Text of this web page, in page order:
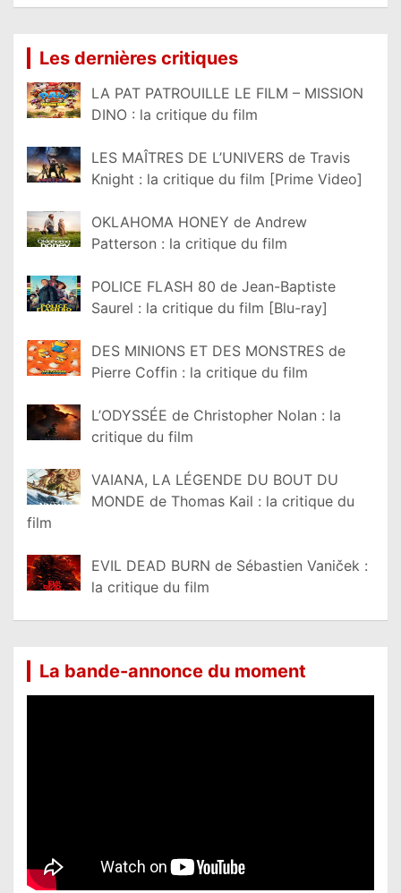
Les dernières critiques
LA PAT PATROUILLE LE FILM – MISSION
DINO : la critique du film
LES MAÎTRES DE L’UNIVERS de Travis
Knight : la critique du film [Prime Video]
OKLAHOMA HONEY de Andrew
Patterson : la critique du film
POLICE FLASH 80 de Jean-Baptiste
Saurel : la critique du film [Blu-ray]
DES MINIONS ET DES MONSTRES de
Pierre Coffin : la critique du film
L’ODYSSÉE de Christopher Nolan : la
critique du film
VAIANA, LA LÉGENDE DU BOUT DU
MONDE de Thomas Kail : la critique du
film
EVIL DEAD BURN de Sébastien Vaniček :
la critique du film
La bande-annonce du moment